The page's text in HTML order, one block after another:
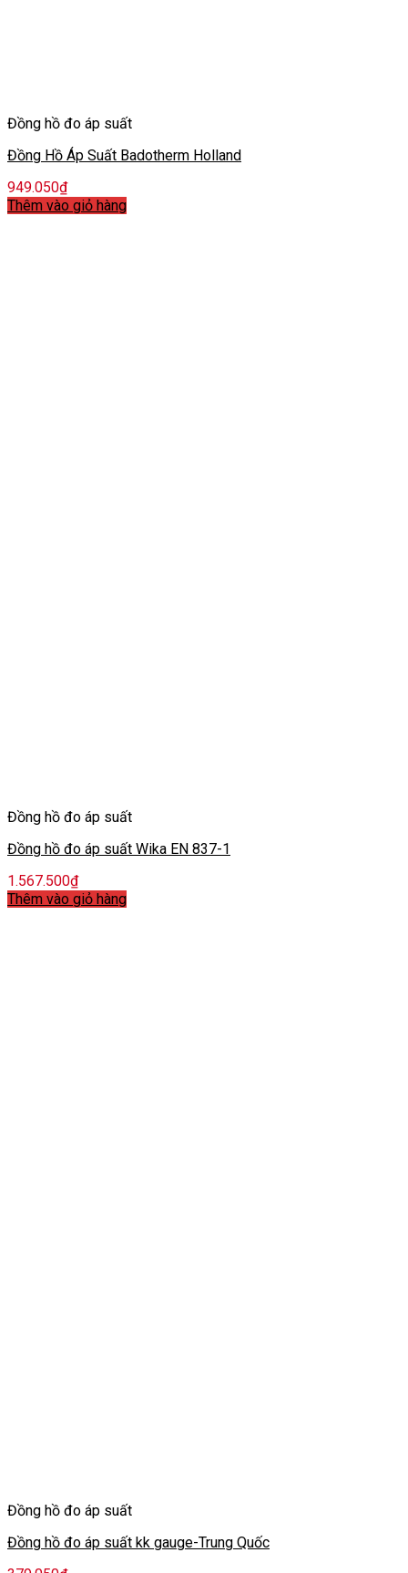
Đồng hồ đo áp suất
Đồng Hồ Áp Suất Badotherm Holland
949.050₫
Thêm vào giỏ hàng
Đồng hồ đo áp suất
Đồng hồ đo áp suất Wika EN 837-1
1.567.500₫
Thêm vào giỏ hàng
Đồng hồ đo áp suất
Đồng hồ đo áp suất kk gauge-Trung Quốc